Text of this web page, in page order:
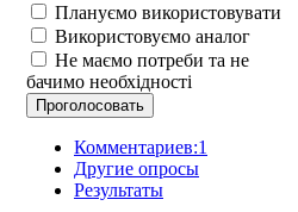
Плануємо використовувати
Використовуємо аналог
Не маємо потреби та не
бачимо необхідності
Комментариев:1
Другие опросы
Результаты